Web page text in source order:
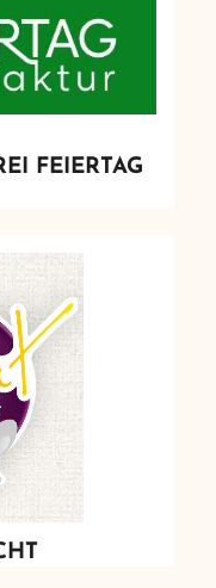
FEIERTAG